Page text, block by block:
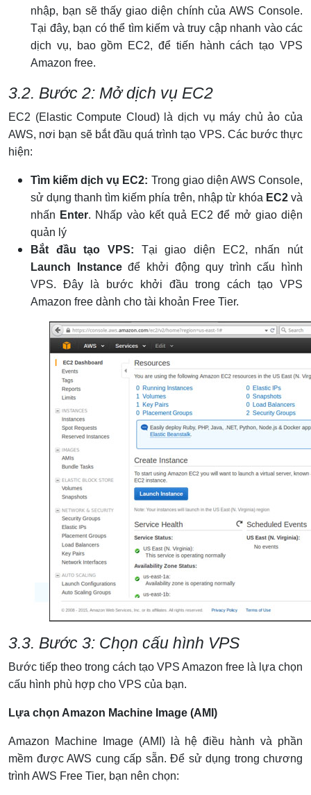
nhập, bạn sẽ thấy giao diện chính của AWS Console.
Tại đây, bạn có thể tìm kiếm và truy cập nhanh vào các
dịch vụ, bao gồm EC2, để tiến hành cách tạo VPS
Amazon free.
3.2. Bước 2: Mở dịch vụ EC2
EC2 (Elastic Compute Cloud) là dịch vụ máy chủ ảo của
AWS, nơi bạn sẽ bắt đầu quá trình tạo VPS. Các bước thực
hiện:
Tìm kiếm dịch vụ EC2: Trong giao diện AWS Console,
sử dụng thanh tìm kiếm phía trên, nhập từ khóa EC2và
nhấn Enter. Nhấp vào kết quả EC2 để mở giao diện
quản lý
Bắt đầu tạo VPS: Tại giao diện EC2, nhấn nút
Launch Instanceđể khởi động quy trình cấu hình
VPS. Đây là bước khởi đầu trong cách tạo VPS
Amazon free dành cho tài khoản Free Tier.
3.3. Bước 3: Chọn cấu hình VPS
Bước tiếp theo trong cách tạo VPS Amazon free là lựa chọn
cấu hình phù hợp cho VPS của bạn.
Lựa chọn Amazon Machine Image (AMI)
Amazon Machine Image (AMI) là hệ điều hành và phần
mềm được AWS cung cấp sẵn. Để sử dụng trong chương
trình AWS Free Tier, bạn nên chọn: